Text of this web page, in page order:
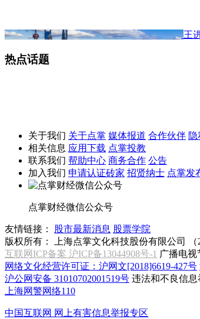
王
热点话题
关于我们 关于点掌 媒体报道 合作伙伴
相关信息 应用下载 点掌投教
联系我们 帮助中心 商务合作 公告
加入我们 申请认证砖家 招贤纳士 点掌发
点掌财经微信公众号
友情链接： 股市最新消息 股票学院
版权所有：
上海点掌文化科技股份有限公司 （
互联网ICP备案 沪ICP备13044908号-1 广播电视
网络文化经营许可证：沪网文[2018]6619-427号
沪公网安备 31010702001519号 违法和不良信息
上海网警网络110
中国互联网 网上有害信息举报专区